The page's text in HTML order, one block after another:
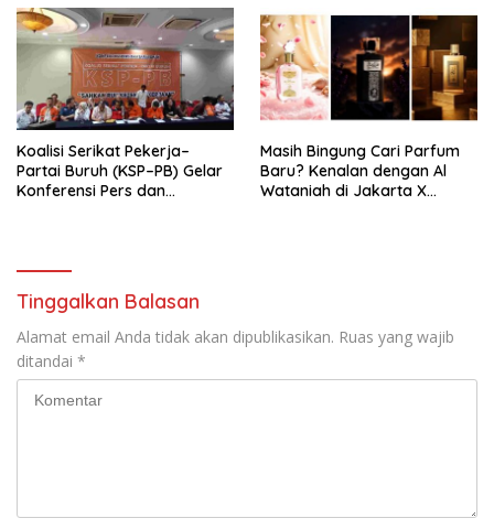
Tema: “Penguatan dan
Pengembangan Organisasi
KBI yang Berbasis Riset di
seluruh Indonesia dan
Mancanegara”.
Koalisi Serikat Pekerja–
Partai Buruh (KSP–PB) Gelar
Konferensi Pers dan
RUU Ketenagakerjaan Baru.
Masih Bingung Cari Parfum
Baru? Kenalan dengan Al
Wataniah di Jakarta X
Tinggalkan Balasan
Alamat email Anda tidak akan dipublikasikan. Ruas yang wajib
ditandai *